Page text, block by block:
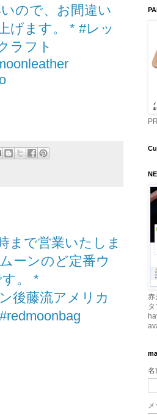
ので、お間違い
げます。 * #レッ
ラフト
まで営業いたしま
ーンのど定番ウ
。 *
後藤流アメリカ
赤
タ
名